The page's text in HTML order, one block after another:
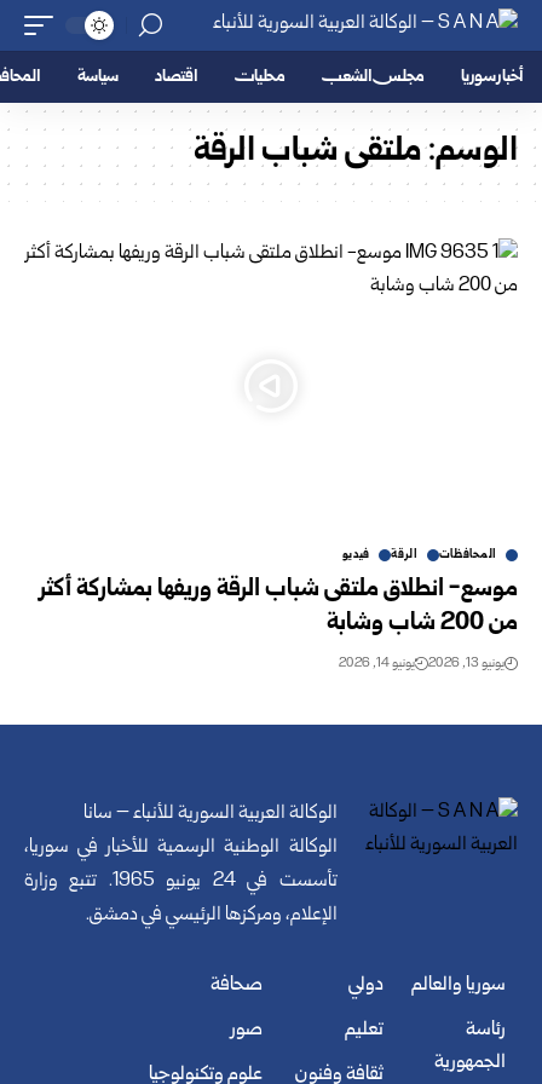
أخبار سوريا مجلس الشعب محليات اقتصاد سياسة
الوسم:ملتقى شباب الرقة
المحافظات الرقة فيديو
موسع- انطلاق ملتقى شباب الرقة وريفها بمشاركة أكثر
من 200 شاب وشابة
يونيو 13, 2026 يونيو 14, 2026
الوكالة العربية السورية للأنباء – سانا
الوكالة الوطنية الرسمية للأخبار في سوريا،
تأسست في 24 يونيو 1965. تتبع وزارة
الإعلام، ومركزها الرئيسي في دمشق.
سوريا والعالم
رئاسة
الجمهورية
دولي
تعليم
ثقافة وفنون
صحافة
صور
علوم وتكنولوجيا